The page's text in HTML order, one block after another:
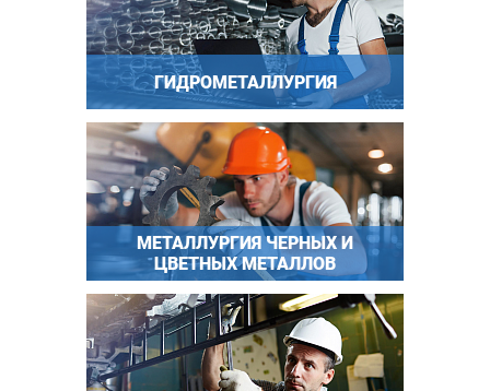
ГИДРОМЕТАЛЛУРГИЯ
МЕТАЛЛУРГИЯ ЧЕРНЫХ И
ЦВЕТНЫХ МЕТАЛЛОВ